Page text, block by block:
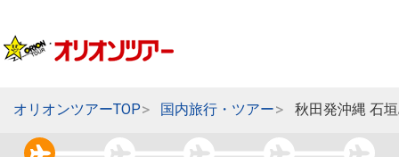
オリオンツアーTOP 国内旅行・ツアー 秋田発沖縄 石